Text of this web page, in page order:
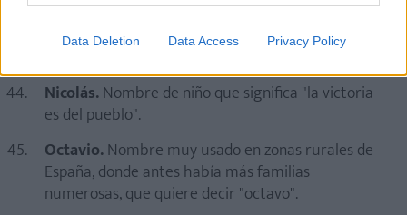
Data Deletion Data Access Privacy Policy
Miguel Ángel.Nombre compuesto que procede
del hebreo mi-ka-El, que quiere decir "Dios es
Nicolás.Nombre de niño que significa "la victoria
es del pueblo".
Octavio.Nombre muy usado en zonas rurales de
España, donde antes había más familias
numerosas, que quiere decir "octavo".